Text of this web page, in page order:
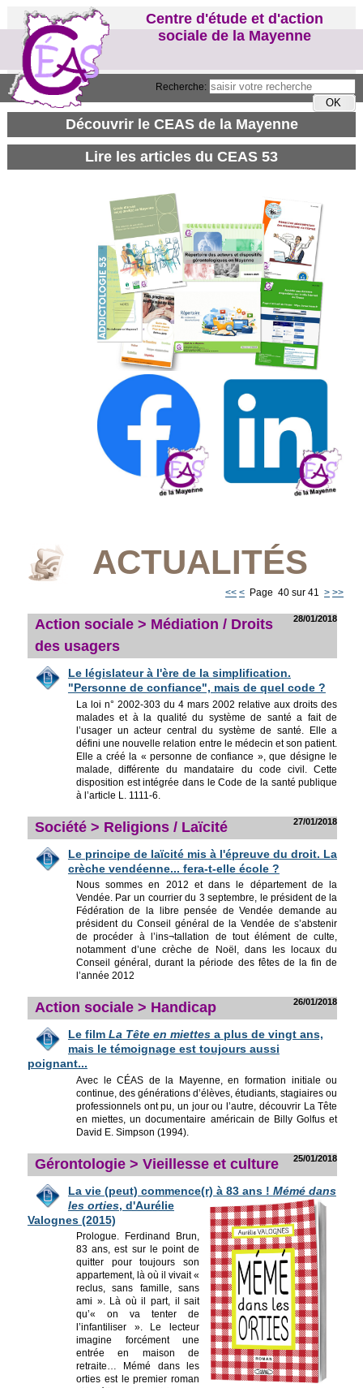
Recherche:
Centre d'étude et d'action
sociale de la Mayenne
ACTUALITÉS
<< < Page 40 sur 41> >>
28/01/2018
Action sociale > Médiation / Droits
des usagers
Le législateur à l'ère de la simplification.
"Personne de confiance", mais de quel code ?
La loi n° 2002-303 du 4 mars 2002 relative aux droits des
malades et à la qualité du système de santé a fait de
l’usager un acteur central du système de santé. Elle a
défini une nouvelle relation entre le médecin et son patient.
Elle a créé la « personne de confiance », que désigne le
malade, différente du mandataire du code civil. Cette
disposition est intégrée dans le Code de la santé publique
à l’article L. 1111-6.
27/01/2018
Société > Religions / Laïcité
Le principe de laïcité mis à l'épreuve du droit. La
crèche vendéenne... fera-t-elle école ?
Nous sommes en 2012 et dans le département de la
Vendée. Par un courrier du 3 septembre, le président de la
Fédération de la libre pensée de Vendée demande au
président du Conseil général de la Vendée de s’abstenir
de procéder à l’ins¬tallation de tout élément de culte,
notamment d’une crèche de Noël, dans les locaux du
Conseil général, durant la période des fêtes de la fin de
l’année 2012
26/01/2018
Action sociale > Handicap
Le film La Tête en miettesa plus de vingt ans,
mais le témoignage est toujours aussi
poignant...
Avec le CÉAS de la Mayenne, en formation initiale ou
continue, des générations d’élèves, étudiants, stagiaires ou
professionnels ont pu, un jour ou l’autre, découvrir La Tête
en miettes, un documentaire américain de Billy Golfus et
David E. Simpson (1994).
25/01/2018
Gérontologie > Vieillesse et culture
La vie (peut) commence(r) à 83 ans ! Mémé dans
les orties, d'Aurélie
Valognes (2015)
Prologue. Ferdinand Brun,
83 ans, est sur le point de
quitter pour toujours son
appartement, là où il vivait «
reclus, sans famille, sans
ami ». Là où il part, il sait
qu’« on va tenter de
l’infantiliser ». Le lecteur
imagine forcément une
entrée en maison de
retraite… Mémé dans les
orties est le premier roman